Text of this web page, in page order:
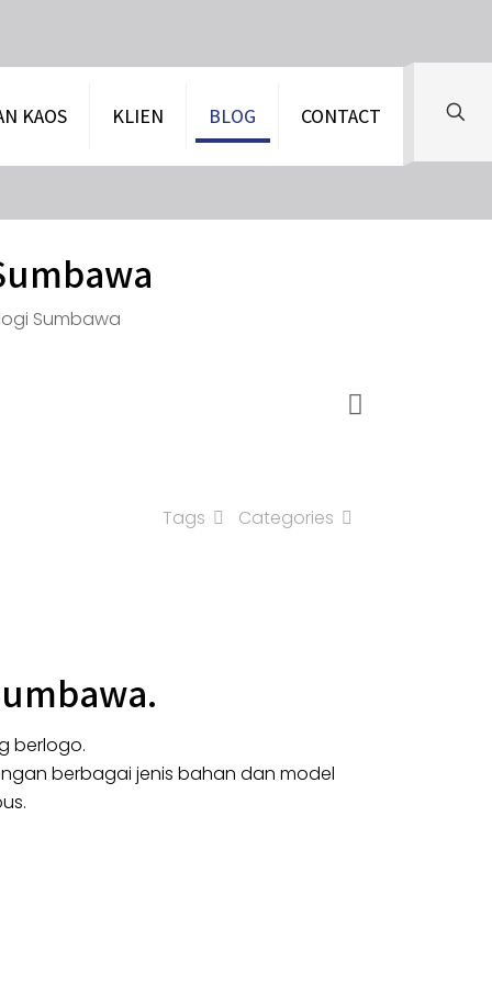
KAOS KLIEN BLOG CONTACT
Sumbawa
Categories
Tags
berlogo.
berbagai jenis bahan dan model